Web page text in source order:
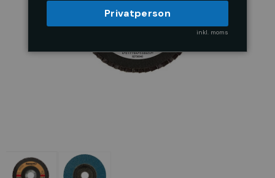
Privatperson
inkl. moms